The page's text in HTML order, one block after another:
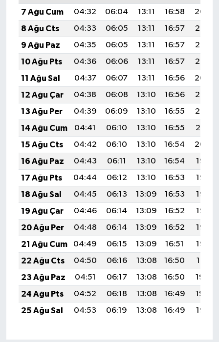
7 Ağu Cum
04:32 06:04 13:11 16:58
20:09
8 Ağu Cts
04:33 06:05 13:11 16:57
20:08
9 Ağu Paz
04:35 06:05 13:11 16:57
20:07
10 Ağu Pts
04:36 06:06 13:11 16:57
20:05
11 Ağu Sal
04:37 06:07 13:11 16:56
20:04
12 Ağu Çar
04:38 06:08 13:10 16:56
20:03
13 Ağu Per
04:39 06:09 13:10 16:55
20:02
14 Ağu Cum
04:41 06:10 13:10 16:55
20:01
15 Ağu Cts
04:42 06:10 13:10 16:54
20:00
16 Ağu Paz
04:43 06:11 13:10 16:54
19:58
17 Ağu Pts
04:44 06:12 13:10 16:53
19:57
18 Ağu Sal
04:45 06:13 13:09 16:53
19:56
19 Ağu Çar
04:46 06:14 13:09 16:52
19:55
20 Ağu Per
04:48 06:14 13:09 16:52
19:53
21 Ağu Cum
04:49 06:15 13:09 16:51
19:52
22 Ağu Cts
04:50 06:16 13:08 16:50
19:51
23 Ağu Paz
04:51 06:17 13:08 16:50
19:49
24 Ağu Pts
04:52 06:18 13:08 16:49
19:48
25 Ağu Sal
04:53 06:19 13:08 16:49 19:47